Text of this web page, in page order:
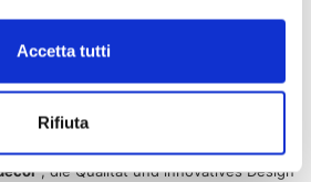
sui cookie o facendo clic
della privacy.
anche:
sulla tua posizione
di qualche
Accetta tutti
Rifiuta
Note zu verleihen und Räume zu
Stücke renommierter Marken wie
Arti & Mestieri,Incantesimo Design,
, die Qualität und innovatives Design